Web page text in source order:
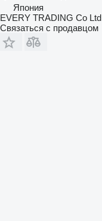
Япония
EVERY TRADING Co Ltd
Связаться с продавцом